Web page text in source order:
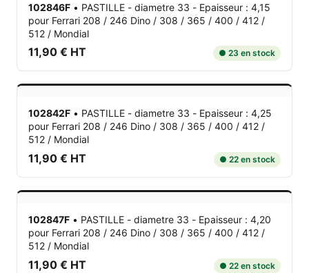
102846F • PASTILLE - diametre 33 - Epaisseur : 4,15
pour Ferrari 208 / 246 Dino / 308 / 365 / 400 / 412 /
512 / Mondial
11,90 € HT ● 23 en stock
102842F • PASTILLE - diametre 33 - Epaisseur : 4,25
pour Ferrari 208 / 246 Dino / 308 / 365 / 400 / 412 /
512 / Mondial
11,90 € HT ● 22 en stock
102847F • PASTILLE - diametre 33 - Epaisseur : 4,20
pour Ferrari 208 / 246 Dino / 308 / 365 / 400 / 412 /
512 / Mondial
11,90 € HT ● 22 en stock